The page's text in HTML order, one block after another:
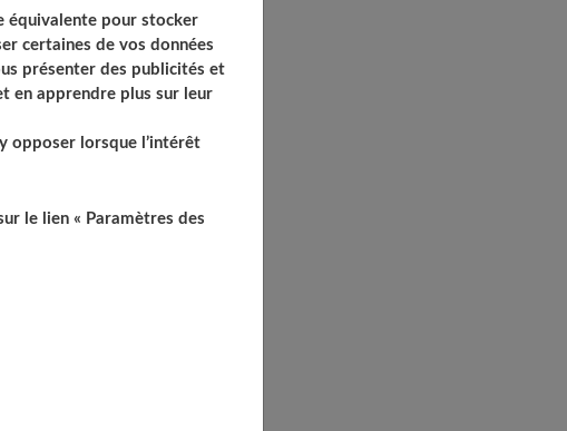
les
équivalente pour stocker
certaines de vos données
présenter des publicités et
en apprendre plus sur leur
opposer lorsque l’intérêt
le lien « Paramètres des